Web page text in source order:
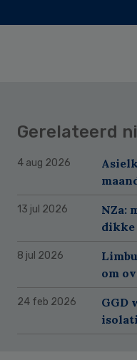
Gerelateerd
4 aug 2026
13 jul 2026
NZa:
8 jul 2026
om
24 feb 2026
GGD